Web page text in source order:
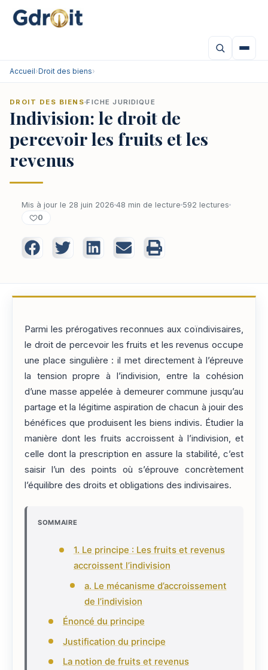
Accueil›Droit des biens›
DROIT DES BIENS FICHE JURIDIQUE
Indivision: le droit de
percevoir les fruits et les
revenus
Mis à jour le 28 juin 2026 48 min de lecture 592 lectures
0
Parmi les prérogatives reconnues aux coïndivisaires,
le droit de percevoir les fruits et les revenus occupe
une place singulière : il met directement à l’épreuve
la tension propre à l’indivision, entre la cohésion
d’une masse appelée à demeurer commune jusqu’au
partage et la légitime aspiration de chacun à jouir des
bénéfices que produisent les biens indivis. Étudier la
manière dont les fruits accroissent à l’indivision, et
celle dont la prescription en assure la stabilité, c’est
saisir l’un des points où s’éprouve concrètement
l’équilibre des droits et obligations des indivisaires.
SOMMAIRE
1. Le principe : Les fruits et revenus
accroissent l’indivision
a. Le mécanisme d’accroissement
de l’indivision
Énoncé du principe
Justification du principe
La notion de fruits et revenus